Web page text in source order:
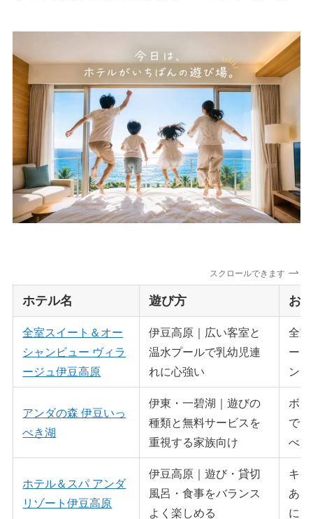
スクロールできます
ホテル名 遊び方 お
全室スイート＆オー
シャンビュー ヴィラ
ージュ伊豆高原
伊豆高原｜広い客室と
温水プールで乳幼児連
れに心強い
全
ー
ン
アンダの森 伊豆いっ
ぺき湖
伊東・一碧湖｜遊びの
種類と無料サービスを
重視する家族向け
ボ
で
べ
ホテル＆スパ アンダ
リゾート伊豆高原
伊豆高原｜遊び・貸切
風呂・食事をバランス
よく楽しめる
キ
あ
に